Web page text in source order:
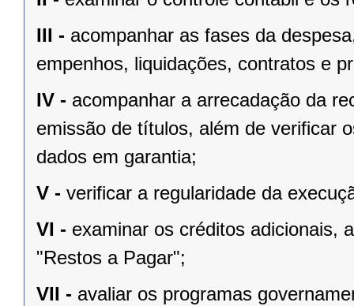
III - acompanhar as fases da
empenhos, liquidações, contratos e
IV - acompanhar a arrecadação da
emissão de títulos, além de verificar
dados em garantia;
V - verificar a regularidade da
VI - examinar os créditos adicionais,
"Restos a Pagar";
VII - avaliar os programas